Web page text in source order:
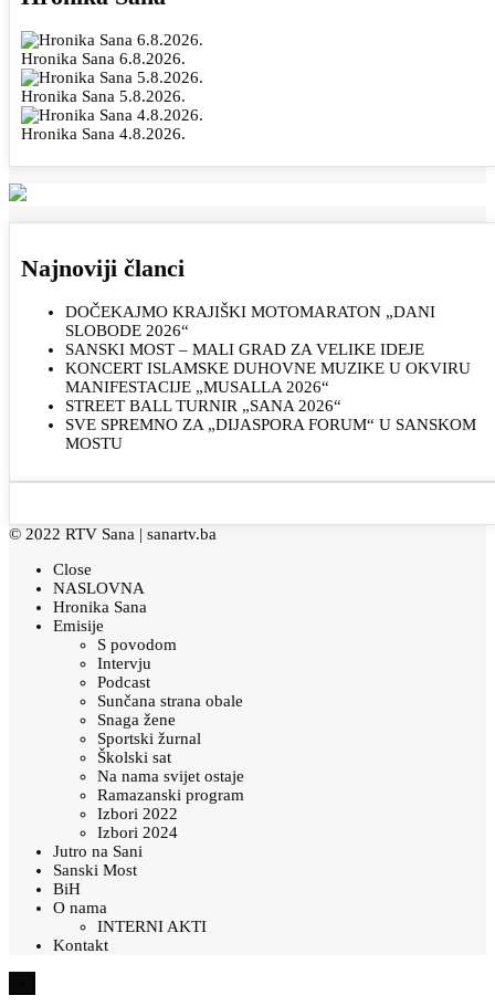
Hronika Sana 6.8.2026.
Hronika Sana 5.8.2026.
Hronika Sana 4.8.2026.
Najnoviji članci
DOČEKAJMO KRAJIŠKI MOTOMARATON „DANI
SLOBODE 2026“
SANSKI MOST – MALI GRAD ZA VELIKE IDEJE
KONCERT ISLAMSKE DUHOVNE MUZIKE U OKVIRU
MANIFESTACIJE „MUSALLA 2026“
STREET BALL TURNIR „SANA 2026“
SVE SPREMNO ZA „DIJASPORA FORUM“ U SANSKOM
MOSTU
© 2022 RTV Sana | sanartv.ba
Close
NASLOVNA
Hronika Sana
Emisije
S povodom
Intervju
Podcast
Sunčana strana obale
Snaga žene
Sportski žurnal
Školski sat
Na nama svijet ostaje
Ramazanski program
Izbori 2022
Izbori 2024
Jutro na Sani
Sanski Most
BiH
O nama
INTERNI AKTI
Kontakt